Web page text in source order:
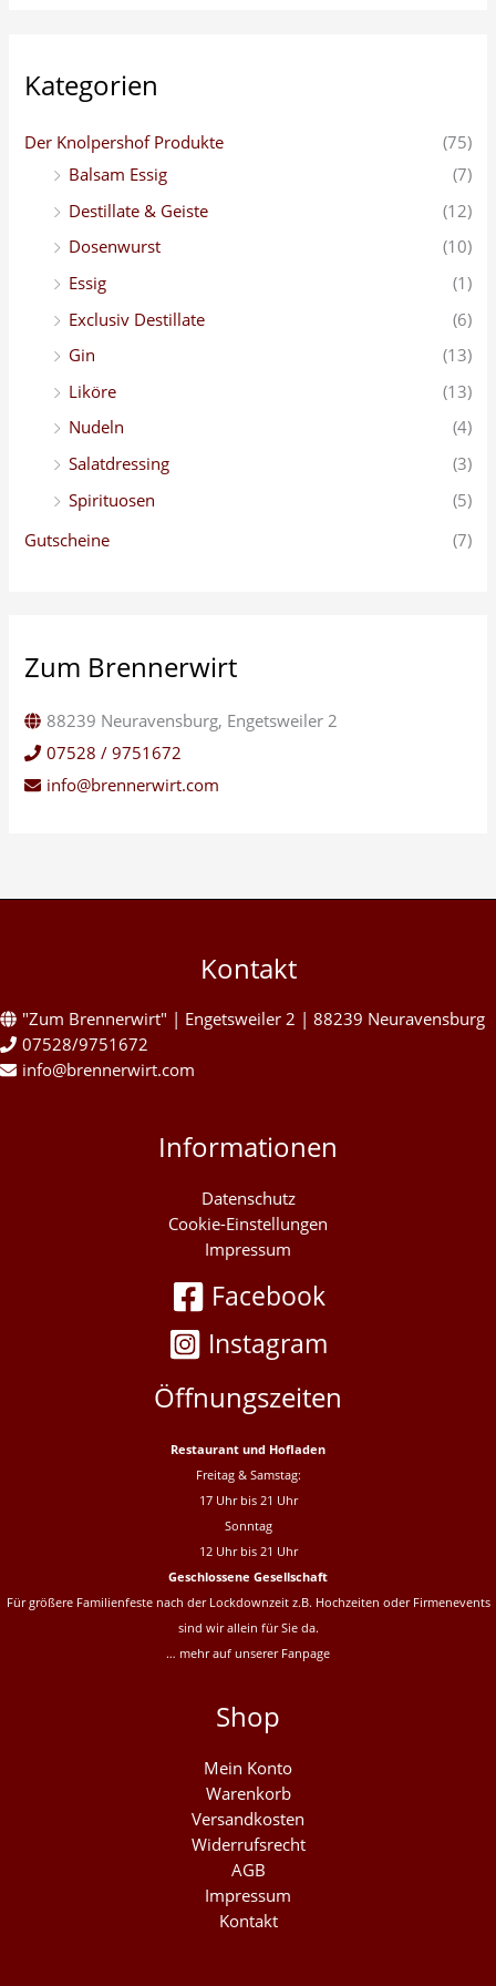
a
h
Kategorien
Der Knolpershof Produkte
(75)
Balsam Essig
(7)
Destillate & Geiste
(12)
Dosenwurst
(10)
Essig
(1)
Exclusiv Destillate
(6)
Gin
(13)
Liköre
(13)
Nudeln
(4)
Salatdressing
(3)
Spirituosen
(5)
Gutscheine
(7)
Zum Brennerwirt
88239 Neuravensburg, Engetsweiler 2
07528 / 9751672
info@brennerwirt.com
Kontakt
"Zum Brennerwirt" | Engetsweiler 2 | 88239 Neuravensburg
07528/9751672
info@brennerwirt.com
Informationen
Datenschutz
Cookie-Einstellungen
Impressum
Facebook
Instagram
Öffnungszeiten
Restaurant und Hofladen
Freitag & Samstag:
17 Uhr bis 21 Uhr
Sonntag
12 Uhr bis 21 Uhr
Geschlossene Gesellschaft
Für größere Familienfeste nach der Lockdownzeit z.B. Hochzeiten oder Firmenevents
sind wir allein für Sie da.
… mehr auf unserer Fanpage
Shop
Mein Konto
Warenkorb
Versandkosten
Widerrufsrecht
AGB
Impressum
Kontakt